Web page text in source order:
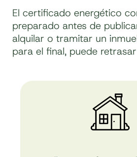
El certificado energético
preparado antes de
alquilar o tramitar un
para el final, puede